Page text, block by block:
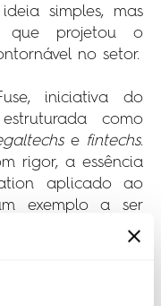
simples, mas
que projetou o
no setor.
iniciativa do
como
e fintechs.
rigor, a essência
aplicado ao
exemplo a ser
dimensão global.
no direito